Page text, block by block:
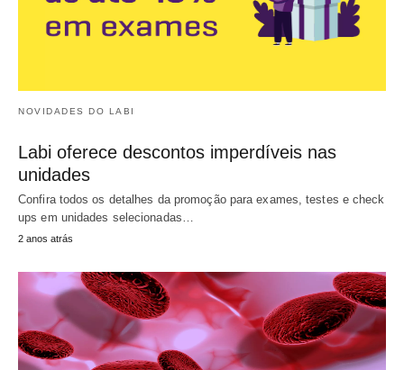
NOVIDADES DO LABI
Labi oferece descontos imperdíveis nas
unidades
Confira todos os detalhes da promoção para exames, testes e check
ups em unidades selecionadas…
2 anos atrás